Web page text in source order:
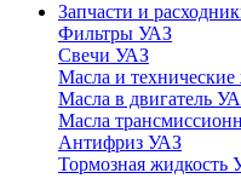
Запчасти и
Фильтры УАЗ
Свечи УАЗ
Масла и
Масла в двигатель
Масла
Антифриз УАЗ
Тормозная жидкость